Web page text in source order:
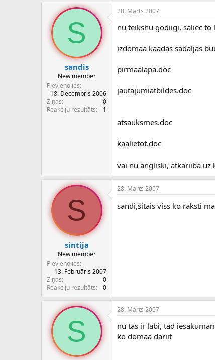
S
sandis
New member
Pievienojies
18. Decembris 2006
Ziņas
0
Reakciju rezultāts
1
28. Marts 2007
nu teikshu godiigi, saliec to
izdomaa kaadas sadaljas
pirmaalapa.doc
jautajumiatbildes.doc
atsauksmes.doc
kaalietot.doc
vai nu angliski, atkariiba uz
S
sintija
New member
Pievienojies
13. Februāris 2007
Ziņas
0
Reakciju rezultāts
0
28. Marts 2007
sandi,šitais viss ko raksti
S
28. Marts 2007
nu tas ir labi, tad
ko domaa dariit